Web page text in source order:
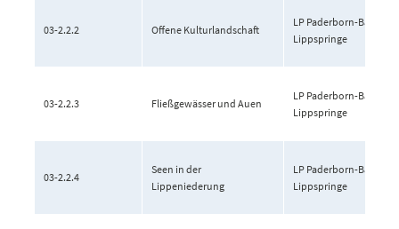
03-2.2.2 Offene Kulturlandschaft
LP Paderborn-Bad
Lippspringe
03-2.2.3 Fließgewässer und Auen
LP Paderborn-Bad
Lippspringe
03-2.2.4
Seen in der
Lippeniederung
LP Paderborn-Bad
Lippspringe